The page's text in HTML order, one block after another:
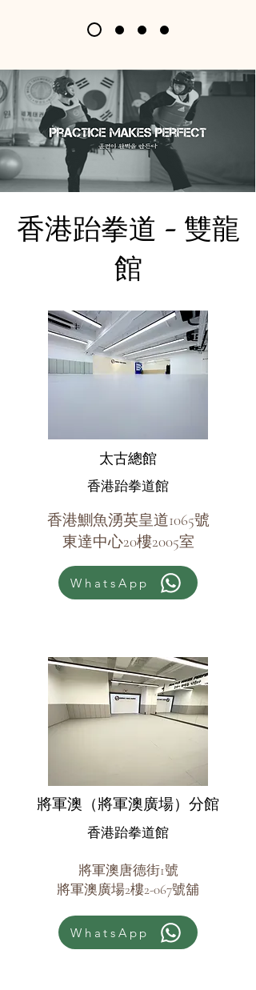
香港跆拳道 - 雙龍
館
太古總館
香港跆拳道館
香港鰂魚湧英皇道1065號
東達中心20樓2005室
WhatsApp
將軍澳（將軍澳廣場）分館
香港跆拳道館
將軍澳唐德街1號
將軍澳廣場2樓2-067號舖
WhatsApp